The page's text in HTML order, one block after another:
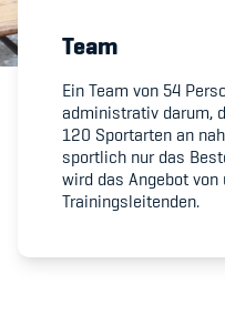
Member's Manual
Fairplay
Team
Ein Team von 54
administrativ darum,
120 Sportarten an
sportlich nur das
wird das Angebot von
Trainingsleitenden.